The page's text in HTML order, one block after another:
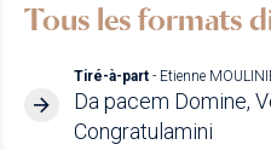
Tous les formats
Tiré-à-part - Etienne
Da pacem Domine,
Congratulamini